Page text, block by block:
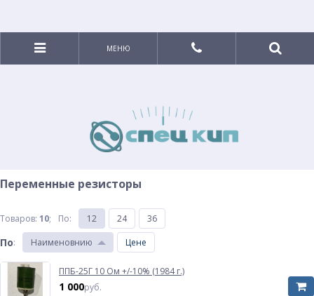
МЕНЮ
Переменные резисторы
Товаров: 10; По: 12 24 36
По: Наименовнию Цене
ППБ-25Г 10 Ом +/-10% (1984 г.)
1 000руб.